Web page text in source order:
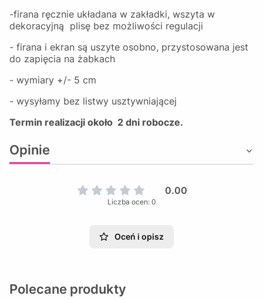
-firana ręcznie układana w zakładki, wszyta w
dekoracyjną plisę bez możliwości regulacji
- firana i ekran są uszyte osobno, przystosowana jest
do zapięcia na żabkach
- wymiary +/- 5 cm
- wysyłamy bez listwy usztywniającej
Termin realizacji około 2 dni robocze.
Opinie
0.00
Liczba ocen: 0
Oceń i opisz
Polecane produkty